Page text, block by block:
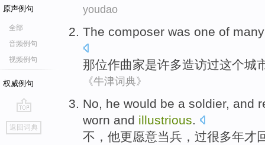
原声例句
全部
音频例句
视频例句
权威例句
go
top
返回词典
youdao
The composer was one of many
那位作曲家是许多造访过这个城
《牛津词典》
No he would be a soldier, and
worn and illustrious
不 ， 他更愿意当兵 ，过很多年才